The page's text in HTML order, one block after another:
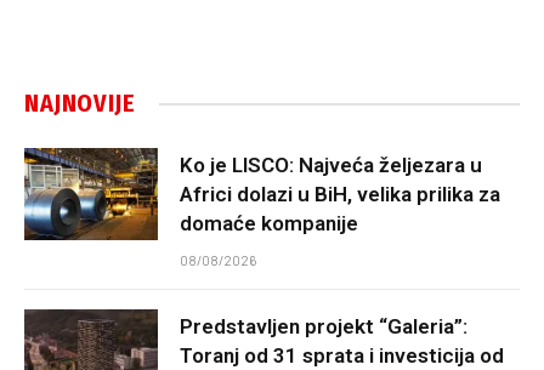
NAJNOVIJE
Ko je LISCO: Najveća željezara u
Africi dolazi u BiH, velika prilika za
domaće kompanije
08/08/2026
Predstavljen projekt “Galeria”:
Toranj od 31 sprata i investicija od